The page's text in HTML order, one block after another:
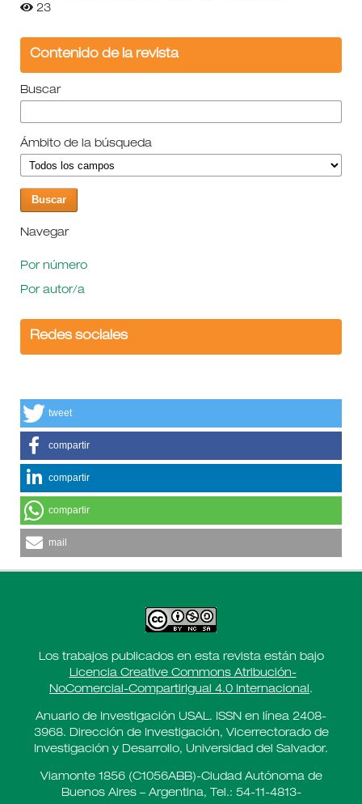
23
Contenido de la revista
Buscar
Ámbito de la búsqueda
Navegar
Por número
Por autor/a
Redes sociales
tweet
compartir
compartir
compartir
mail
Los trabajos publicados en esta revista están bajo
Licencia Creative Commons Atribución-
NoComercial-CompartirIgual 4.0 Internacional.
Anuario de Investigación USAL. ISSN en línea 2408-
3968. Dirección de Investigación, Vicerrectorado de
Investigación y Desarrollo, Universidad del Salvador.
Viamonte 1856 (C1056ABB)-Ciudad Autónoma de
Buenos Aires – Argentina, Tel.: 54-11-4813-